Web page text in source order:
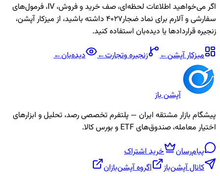
اگر می‌خواهید اطلاعات لحظه‌ای، صف خرید و فروش، IV، فرمول‌های
سفارشی و آلارم برای نمادضجار4027
داشته باشید، از میزکار آپشن،
زنجیره قراردادها یا دیده‌بان استفاده کنید.
میزکار آپشن← زنجیرهوتجارت← دیده‌بان←
آپشن باز
پیشگام بازار مشتقه ایران — پلتفرم تخصصی رصد، تحلیل و ابزارهای
اختیار معامله، صندوق‌های ETF و بورس کالا.
پیام‌رسان
خرید اشتراک
کانال آپشن‌باز
|گروه آپشن‌بازان